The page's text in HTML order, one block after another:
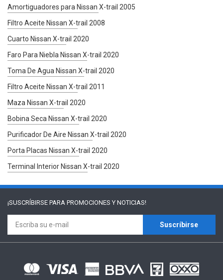
Amortiguadores para Nissan X-trail 2005
Filtro Aceite Nissan X-trail 2008
Cuarto Nissan X-trail 2020
Faro Para Niebla Nissan X-trail 2020
Toma De Agua Nissan X-trail 2020
Filtro Aceite Nissan X-trail 2011
Maza Nissan X-trail 2020
Bobina Seca Nissan X-trail 2020
Purificador De Aire Nissan X-trail 2020
Porta Placas Nissan X-trail 2020
Terminal Interior Nissan X-trail 2020
¡SUSCRÍBIRSE PARA PROMOCIONES Y NOTICIAS!
Suscríbirse